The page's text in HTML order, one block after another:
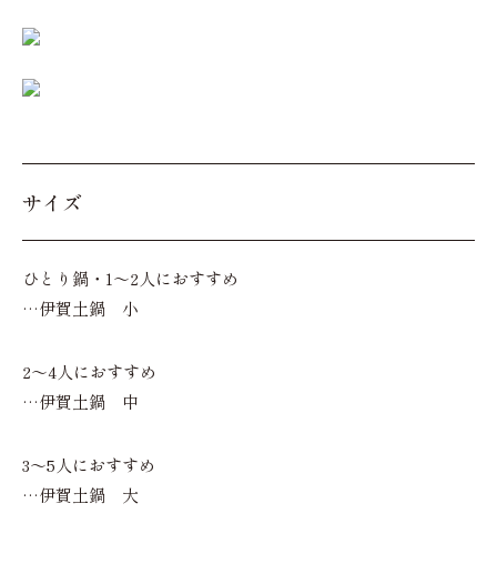
サイズ
ひとり鍋・1～2人におすすめ
…伊賀土鍋 小
2～4人におすすめ
…伊賀土鍋 中
3～5人におすすめ
…伊賀土鍋 大